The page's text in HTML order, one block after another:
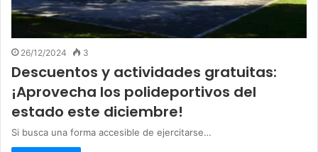
26/12/2024 3
Descuentos y actividades gratuitas:
¡Aprovecha los polideportivos del
estado este diciembre!
Si busca una forma accesible de ejercitarse…